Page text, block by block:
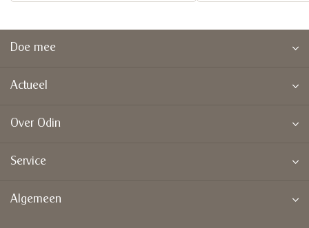
Doe mee
Actueel
Over Odin
Service
Algemeen